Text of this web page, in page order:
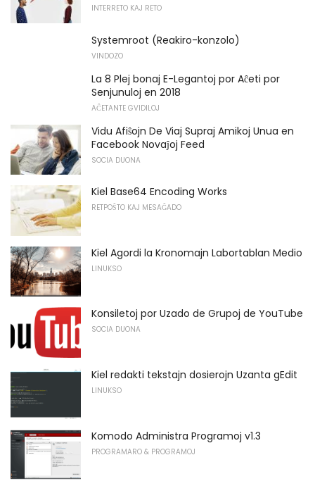
INTERRETO KAJ RETO
Systemroot (Reakiro-konzolo)
VINDOZO
La 8 Plej bonaj E-Legantoj por Aĉeti por
Senjunuloj en 2018
AĈETANTE GVIDILOJ
Vidu Afiŝojn De Viaj Supraj Amikoj Unua en
Facebook Novaĵoj Feed
SOCIA DUONA
Kiel Base64 Encoding Works
RETPOŜTO KAJ MESAĜADO
Kiel Agordi la Kronomajn Labortablan Medio
LINUKSO
Konsiletoj por Uzado de Grupoj de YouTube
SOCIA DUONA
Kiel redakti tekstajn dosierojn Uzanta gEdit
LINUKSO
Komodo Administra Programoj v1.3
PROGRAMARO & PROGRAMOJ